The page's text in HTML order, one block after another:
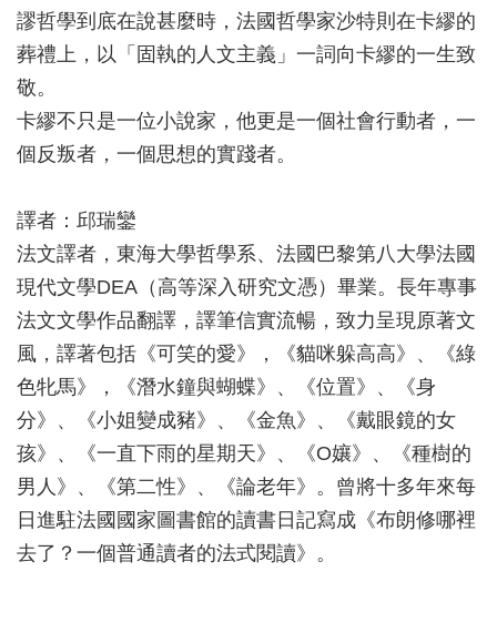
謬哲學到底在說甚麼時，法國哲學家沙特則在卡繆的
葬禮上，以「固執的人文主義」一詞向卡繆的一生致
敬。
卡繆不只是一位小說家，他更是一個社會行動者，一
個反叛者，一個思想的實踐者。
譯者：邱瑞鑾
法文譯者，東海大學哲學系、法國巴黎第八大學法國
現代文學DEA（高等深入研究文憑）畢業。長年專事
法文文學作品翻譯，譯筆信實流暢，致力呈現原著文
風，譯著包括《可笑的愛》，《貓咪躲高高》、《綠
色牝馬》，《潛水鐘與蝴蝶》、《位置》、《身
分》、《小姐變成豬》、《金魚》、《戴眼鏡的女
孩》、《一直下雨的星期天》、《O孃》、《種樹的
男人》、《第二性》、《論老年》。曾將十多年來每
日進駐法國國家圖書館的讀書日記寫成《布朗修哪裡
去了？一個普通讀者的法式閱讀》。